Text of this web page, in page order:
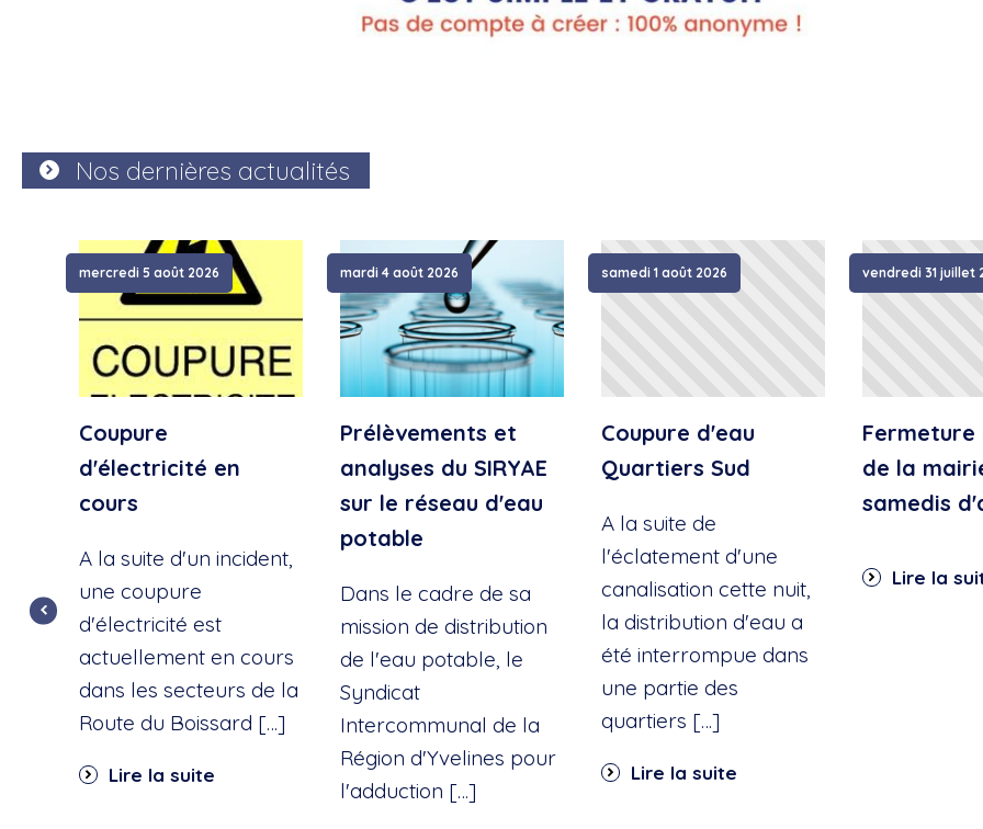
Nos dernières actualités
mercredi 5 août 2026
Coupure
d'électricité en
cours
A la suite d'un incident,
une coupure
d'électricité est
actuellement en cours
dans les secteurs de la
Route du Boissard […]
Lire la suite
mardi 4 août 2026
Prélèvements et
analyses du SIRYAE
sur le réseau d'eau
potable
Dans le cadre de sa
mission de distribution
de l'eau potable, le
Syndicat
Intercommunal de la
Région d'Yvelines pour
l'adduction […]
samedi 1 août 2026
Coupure d'eau
Quartiers Sud
A la suite de
l'éclatement d'une
canalisation cette nuit,
la distribution d'eau a
été interrompue dans
une partie des
quartiers […]
Lire la suite
vendredi 31 juillet
Fermeture
de la
samedis
Lire la